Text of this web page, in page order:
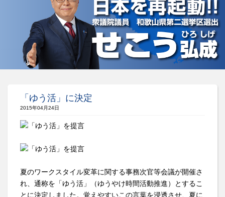
「ゆう活」に決定
2015年04月24日
夏のワークスタイル変革に関する事務次官等会議が開催さ
れ、通称を「ゆう活」（ゆうやけ時間活動推進）とするこ
とに決定しました。覚えやすいこの言葉を浸透させ、夏に